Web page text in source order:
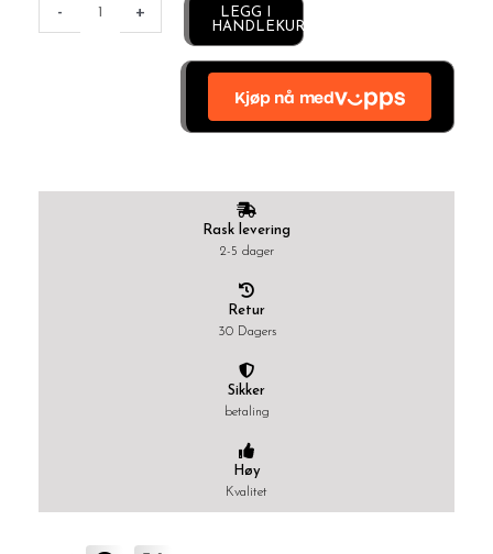
- +
LEGG I
HANDLEKURV
Rask levering
2-5 dager
Retur
30 Dagers
Sikker
betaling
Høy
Kvalitet